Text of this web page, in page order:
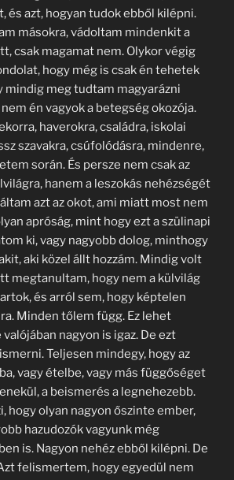
és azt, hogyan tudok ebből kilépni.
másokra, vádoltam mindenkit a
csak magamat nem. Olykor végig
hogy még is csak én tehetek
mindig meg tudtam magyarázni
én vagyok a betegség okozója.
haverokra, családra, iskolai
szavakra, csúfolódásra, mindenre,
során. És persze nem csak az
hanem a leszokás nehézségét
azt az okot, ami miatt most nem
apróság, mint hogy ezt a szülinapi
ki, vagy nagyobb dolog, minthogy
aki közel állt hozzám. Mindig volt
megtanultam, hogy nem a külvilág
és arról sem, hogy képtelen
Minden tőlem függ. Ez lehet
nagyon is igaz. De ezt
Teljesen mindegy, hogy az
vagy ételbe, vagy más függőséget
a beismerés a legnehezebb.
hogy olyan nagyon őszinte ember,
hazudozók vagyunk még
is. Nagyon nehéz ebből kilépni. De
felismertem, hogy egyedül nem